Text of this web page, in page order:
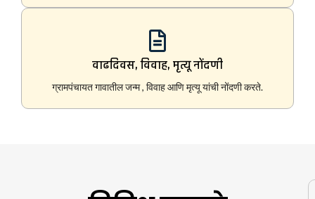
वाढदिवस, विवाह, मृत्यू नोंदणी
ग्रामपंचायत गावातील जन्म , विवाह आणि मृत्यू यांची नोंदणी करते.